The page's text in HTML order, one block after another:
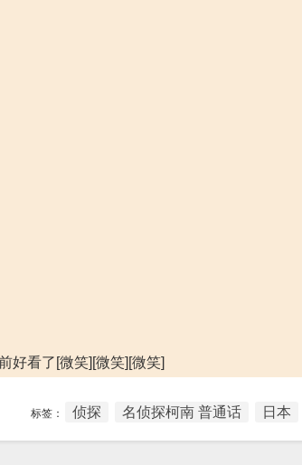
好看了[微笑][微笑][微笑]
标签： 侦探 名侦探柯南 普通话 日本